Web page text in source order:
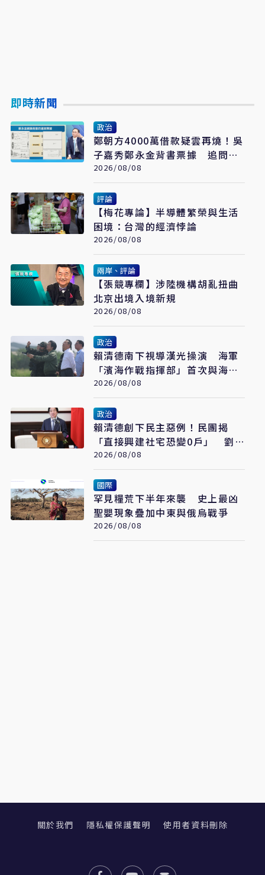
即時新聞
政治
鄭朝方4000萬借款疑雲再燒！吳
子嘉秀鄭永金背書票據 追問
2018選舉資金流向
2026/08/08
評論
【梅花專論】半導體繁榮與生活
困境：台灣的經濟悖論
2026/08/08
兩岸、評論
【張競專欄】涉陸機構胡亂扭曲
北京出境入境新規
2026/08/08
政治
賴清德南下視導漢光操演 海軍
「濱海作戰指揮部」首次與海巡
聯合操演
2026/08/08
政治
賴清德創下民主惡例！民團揭
「直接興建社宅恐變0戶」 劉
世芳駁：以偏概全
2026/08/08
國際
罕見糧荒下半年來襲 史上最凶
聖嬰現象疊加中東與俄烏戰爭
2026/08/08
關於我們 隱私權保護聲明 使用者資料刪除